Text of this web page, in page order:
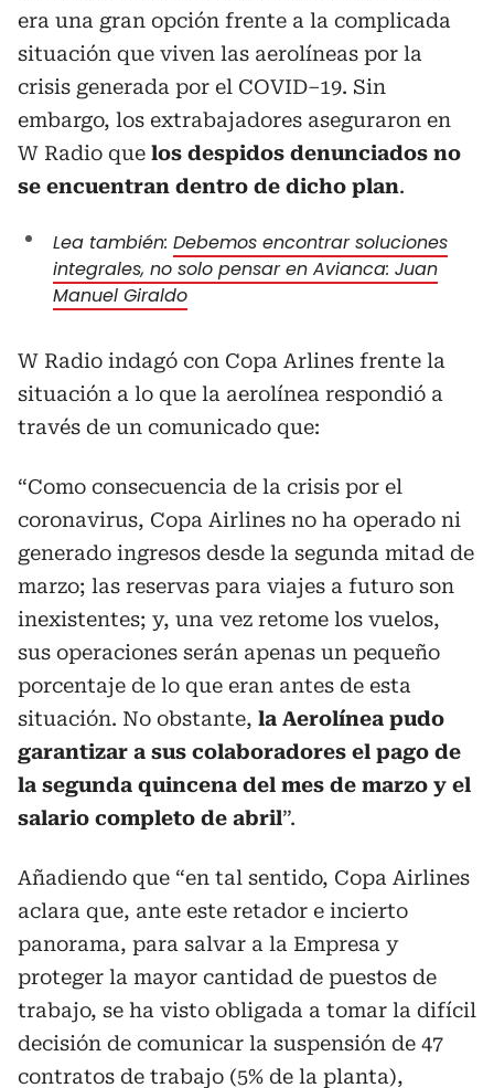
era una gran opción frente a la complicada
situación que viven las aerolíneas por la
crisis generada por el COVID–19. Sin
embargo, los extrabajadores aseguraron en
W Radio que los despidos denunciados no
se encuentran dentro de dicho plan.
Lea también: Debemos encontrar soluciones
integrales, no solo pensar en Avianca: Juan
Manuel Giraldo
W Radio indagó con Copa Arlines frente la
situación a lo que la aerolínea respondió a
través de un comunicado que:
“Como consecuencia de la crisis por el
coronavirus, Copa Airlines no ha operado ni
generado ingresos desde la segunda mitad de
marzo; las reservas para viajes a futuro son
inexistentes; y, una vez retome los vuelos,
sus operaciones serán apenas un pequeño
porcentaje de lo que eran antes de esta
situación. No obstante, la Aerolínea pudo
garantizar a sus colaboradores el pago de
la segunda quincena del mes de marzo y el
salario completo de abril”.
Añadiendo que “en tal sentido, Copa Airlines
aclara que, ante este retador e incierto
panorama, para salvar a la Empresa y
proteger la mayor cantidad de puestos de
trabajo, se ha visto obligada a tomar la difícil
decisión de comunicar la suspensión de 47
contratos de trabajo (5% de la planta),